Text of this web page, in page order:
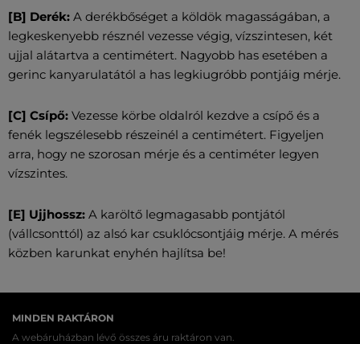
[B] Derék: A derékbőséget a köldök magasságában, a
legkeskenyebb résznél vezesse végig, vízszintesen, két
ujjal alátartva a centimétert. Nagyobb has esetében a
gerinc kanyarulatától a has legkiugróbb pontjáig mérje.
[C] Csípő: Vezesse körbe oldalról kezdve a csípő és a
fenék legszélesebb részeinél a centimétert. Figyeljen
arra, hogy ne szorosan mérje és a centiméter legyen
vízszintes.
[E] Ujjhossz: A karöltő legmagasabb pontjától
(vállcsonttól) az alsó kar csuklócsontjáig mérje. A mérés
közben karunkat enyhén hajlítsa be!
MINDEN RAKTÁRON
A webáruházban lévő összes áru raktáron van.